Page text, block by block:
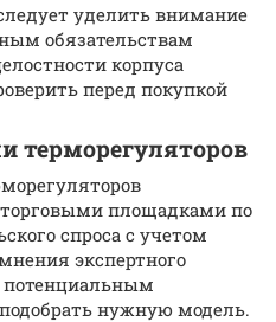
уделить внимание
обязательствам
корпуса
перед покупкой
терморегуляторов
площадками по
спроса с учетом
экспертного
потенциальным
нужную модель.